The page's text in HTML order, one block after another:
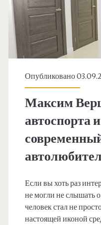
Опубликовано
Максим
автоспорта
Если вы хоть раз
не могли не слышать
человек стал не
настоящей иконой